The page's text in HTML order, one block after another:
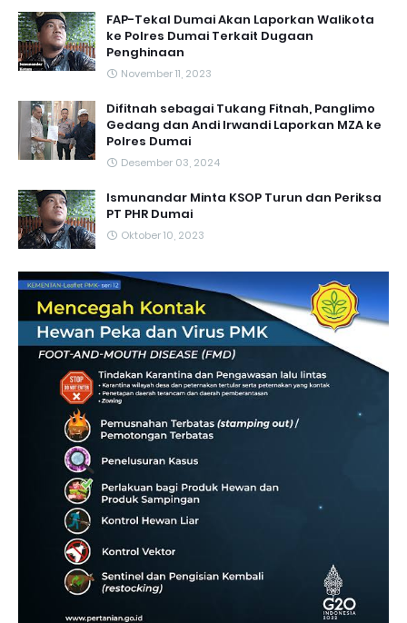
FAP-Tekal Dumai Akan Laporkan Walikota
ke Polres Dumai Terkait Dugaan
Penghinaan
November 11, 2023
Difitnah sebagai Tukang Fitnah, Panglimo
Gedang dan Andi Irwandi Laporkan MZA ke
Polres Dumai
Desember 03, 2024
Ismunandar Minta KSOP Turun dan Periksa
PT PHR Dumai
Oktober 10, 2023